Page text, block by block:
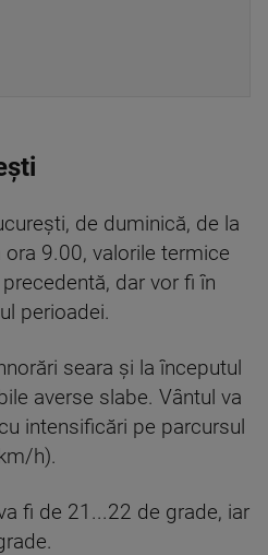
de duminică, de la
9.00, valorile termice
dar vor fi în
perioadei.
seara şi la începutul
averse slabe. Vântul va
intensificări pe parcursul
h).
fi de 21...22 de grade, iar